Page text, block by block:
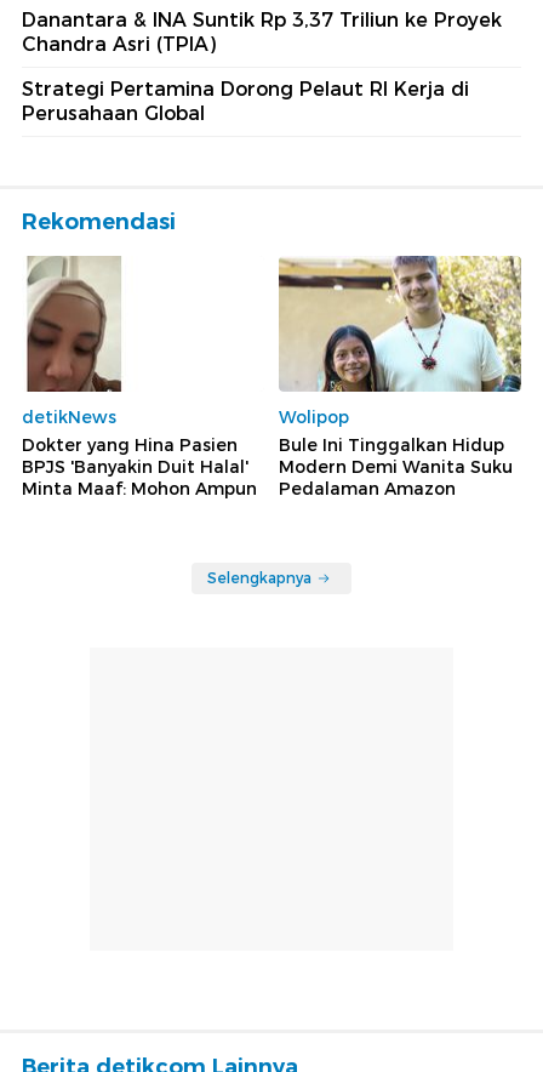
Danantara & INA Suntik Rp 3,37 Triliun ke Proyek
Chandra Asri (TPIA)
Strategi Pertamina Dorong Pelaut RI Kerja di
Perusahaan Global
Rekomendasi
detikNews
Dokter yang Hina Pasien
BPJS 'Banyakin Duit Halal'
Minta Maaf: Mohon Ampun
Wolipop
Bule Ini Tinggalkan Hidup
Modern Demi Wanita Suku
Pedalaman Amazon
Selengkapnya